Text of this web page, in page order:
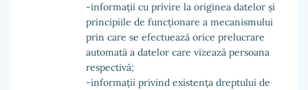
-informații cu privire la originea datelor și
principiile de funcționare a mecanismului
prin care se efectuează orice prelucrare
automată a datelor care vizează persoana
respectivă;
-informații privind existența dreptului de